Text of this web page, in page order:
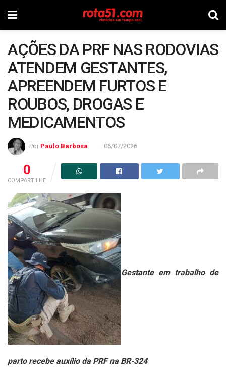
AÇÕES DA PRF NAS RODOVIAS
ATENDEM GESTANTES,
APREENDEM FURTOS E
ROUBOS, DROGAS E
MEDICAMENTOS
Por Paulo Barbosa 06/07/2026
0
COMPARTILHE
Gestante em trabalho de
parto recebe auxílio da PRF na BR-324